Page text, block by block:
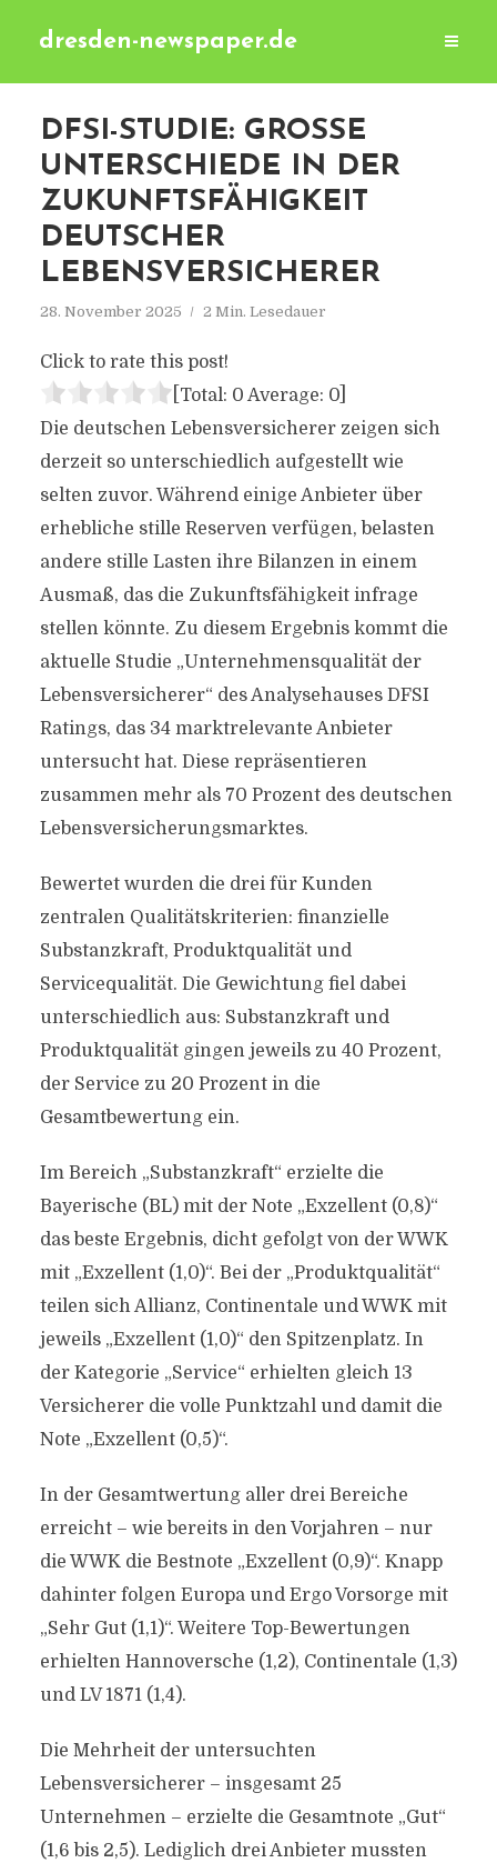
dresden-newspaper.de
DFSI-STUDIE: GROSSE U
NTERSCHIEDE IN DER Z
UKUNFTSFÄHIGKEIT D
EUTSCHER L
EBENSVERSICHERER
28. November 2025 2 Min. Lesedauer
Click to rate this post!
[Total: 0 Average: 0]
Die deutschen Lebensversicherer zeigen sich
derzeit so unterschiedlich aufgestellt wie
selten zuvor. Während einige Anbieter über
erhebliche stille Reserven verfügen, belasten
andere stille Lasten ihre Bilanzen in einem
Ausmaß, das die Zukunftsfähigkeit infrage
stellen könnte. Zu diesem Ergebnis kommt die
aktuelle Studie „Unternehmensqualität der
Lebensversicherer“ des Analysehauses DFSI
Ratings, das 34 marktrelevante Anbieter
untersucht hat. Diese repräsentieren
zusammen mehr als 70 Prozent des deutschen
Lebensversicherungsmarktes.
Bewertet wurden die drei für Kunden
zentralen Qualitätskriterien: finanzielle
Substanzkraft, Produktqualität und
Servicequalität. Die Gewichtung fiel dabei
unterschiedlich aus: Substanzkraft und
Produktqualität gingen jeweils zu 40 Prozent,
der Service zu 20 Prozent in die
Gesamtbewertung ein.
Im Bereich „Substanzkraft“ erzielte die
Bayerische (BL) mit der Note „Exzellent (0,8)“
das beste Ergebnis, dicht gefolgt von der WWK
mit „Exzellent (1,0)“. Bei der „Produktqualität“
teilen sich Allianz, Continentale und WWK mit
jeweils „Exzellent (1,0)“ den Spitzenplatz. In
der Kategorie „Service“ erhielten gleich 13
Versicherer die volle Punktzahl und damit die
Note „Exzellent (0,5)“.
In der Gesamtwertung aller drei Bereiche
erreicht – wie bereits in den Vorjahren – nur
die WWK die Bestnote „Exzellent (0,9)“. Knapp
dahinter folgen Europa und Ergo Vorsorge mit
„Sehr Gut (1,1)“. Weitere Top-Bewertungen
erhielten Hannoversche (1,2), Continentale (1,3)
und LV 1871 (1,4).
Die Mehrheit der untersuchten
Lebensversicherer – insgesamt 25
Unternehmen – erzielte die Gesamtnote „Gut“
(1,6 bis 2,5). Lediglich drei Anbieter mussten